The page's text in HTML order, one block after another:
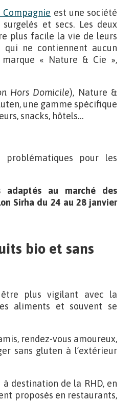
Compagnie est une société
et secs. Les deux
plus facile la vie de leurs
ne contiennent aucun
« Nature & Cie »,
Hors Domicile), Nature &
une gamme spécifique
snacks, hôtels…
pour les
au marché des
Sirha du 24 au 28 janvier
bio et sans
plus vigilant avec la
aliments et souvent se
rendez-vous amoureux,
sans gluten à l’extérieur
destination de la RHD, en
proposés en restaurants,